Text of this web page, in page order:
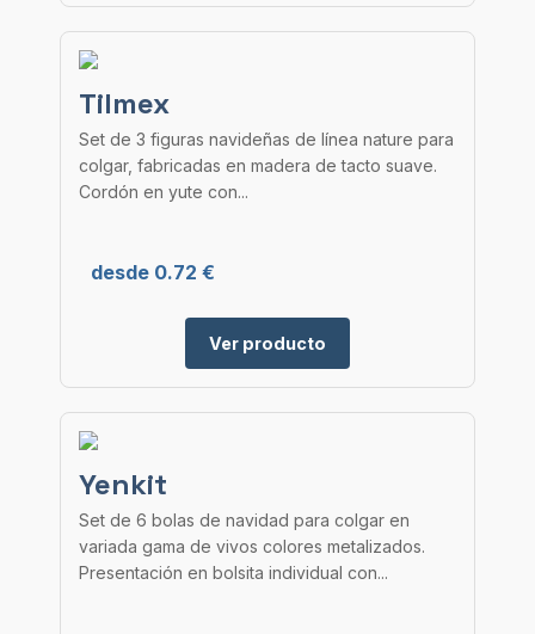
Tilmex
Set de 3 figuras navideñas de línea nature para
colgar, fabricadas en madera de tacto suave.
Cordón en yute con...
desde 0.72 €
Ver producto
Yenkit
Set de 6 bolas de navidad para colgar en
variada gama de vivos colores metalizados.
Presentación en bolsita individual con...